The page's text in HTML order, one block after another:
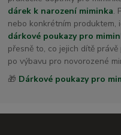
dárek k narození miminka.
nebo konkrétním produktem,
dárkové poukazy pro
přesně to, co jejich dítě
po výbavu pro novorozené
🎁 Dárkové poukazy pro